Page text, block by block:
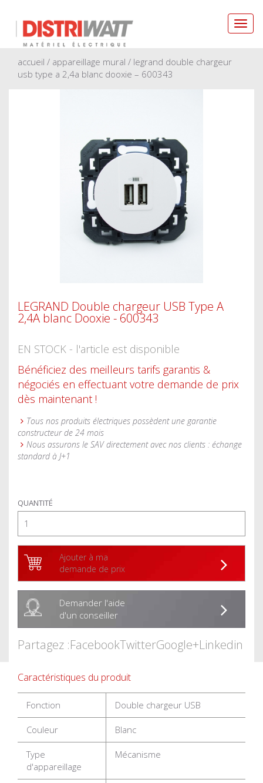
accueil / appareillage mural / legrand double chargeur
usb type a 2,4a blanc dooxie – 600343
LEGRAND Double chargeur USB Type A
2,4A blanc Dooxie - 600343
EN STOCK - l'article est disponible
Bénéficiez des meilleurs tarifs garantis &
négociés en effectuant votre demande de prix
dès maintenant !
Tous nos produits électriques possèdent une garantie
constructeur de 24 mois
Nous assurons le SAV directement avec nos clients : échange
standard à J+1
QUANTITÉ
Ajouter à ma
demande de prix
Demander l'aide
d'un conseiller
Partagez :FacebookTwitterGoogle+Linkedin
Caractéristiques du produit
Fonction Double chargeur USB
Couleur Blanc
Type
d'appareillage
Mécanisme